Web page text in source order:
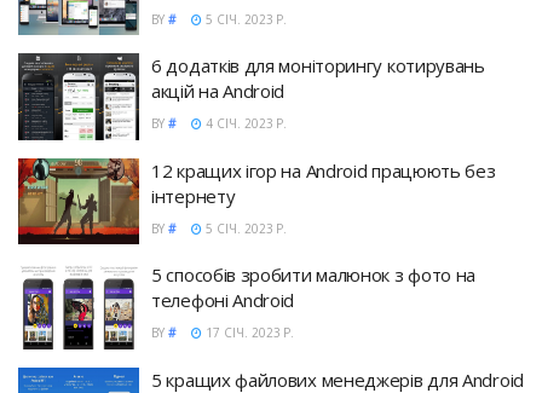
BY # 5 СІЧ. 2023 Р.
6 додатків для моніторингу котирувань
акцій на Android
BY # 4 СІЧ. 2023 Р.
12 кращих ігор на Android працюють без
інтернету
BY # 5 СІЧ. 2023 Р.
5 способів зробити малюнок з фото на
телефоні Android
BY # 17 СІЧ. 2023 Р.
5 кращих файлових менеджерів для Android